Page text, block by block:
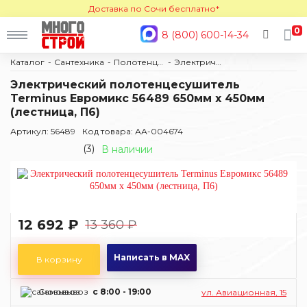
Доставка по Сочи бесплатно*
8 (800) 600-14-34 0
Каталог Сантехника
Электрический полотенцесушитель
Terminus Евромикс 56489 650мм х 450мм
(лестница, П6)
Артикул: 56489 Код товара: АА-004674
(3) В наличии
12 692 ₽ 13 360 ₽
В корзину Написать в MAX
Самовывоз c 8:00 - 19:00 ул. Авиационная, 15